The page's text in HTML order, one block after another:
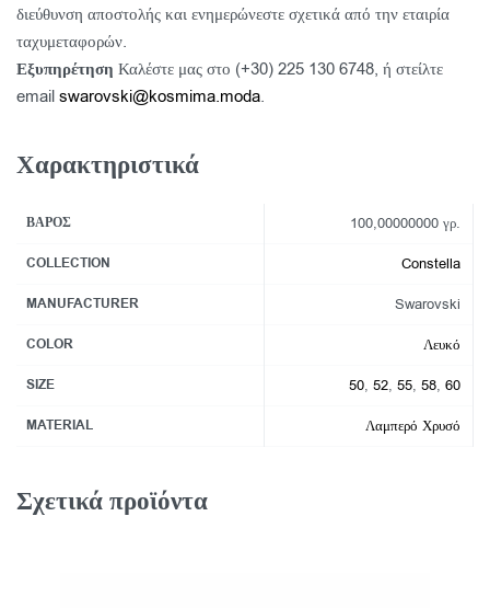
διεύθυνση αποστολής και ενημερώνεστε σχετικά από την εταιρία
ταχυμεταφορών.
Εξυπηρέτηση Καλέστε μας στο (+30) 225 130 6748, ή στείλτε
email swarovski@kosmima.moda.
Χαρακτηριστικά
ΒΆΡΟΣ 100,00000000 γρ.
COLLECTION Constella
MANUFACTURER Swarovski
COLOR Λευκό
SIZE 50, 52, 55, 58, 60
MATERIAL Λαμπερό Χρυσό
Σχετικά προϊόντα